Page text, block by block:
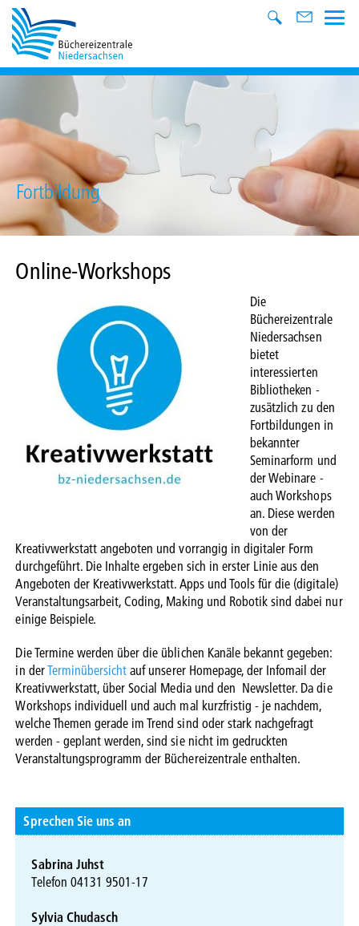
Fortbildung
Online-Workshops
Die
Büchereizentrale
Niedersachsen
bietet
interessierten
Bibliotheken -
zusätzlich zu den
Fortbildungen in
bekannter
Seminarform und
der Webinare -
auch Workshops
an. Diese werden
von der
Kreativwerkstatt angeboten und vorrangig in digitaler Form
durchgeführt. Die Inhalte ergeben sich in erster Linie aus den
Angeboten der Kreativwerkstatt. Apps und Tools für die (digitale)
Veranstaltungsarbeit, Coding, Making und Robotik sind dabei nur
einige Beispiele.
Die Termine werden über die üblichen Kanäle bekannt gegeben:
in derTerminübersichtauf unserer Homepage, der Infomail der
Kreativwerkstatt, über Social Media und den Newsletter. Da die
Workshops individuell und auch mal kurzfristig - je nachdem,
welche Themen gerade im Trend sind oder stark nachgefragt
werden - geplant werden, sind sie nicht im gedruckten
Veranstaltungsprogramm der Büchereizentrale enthalten.
Sprechen Sie uns an
Sabrina Juhst
Telefon 04131 9501-17
Sylvia Chudasch